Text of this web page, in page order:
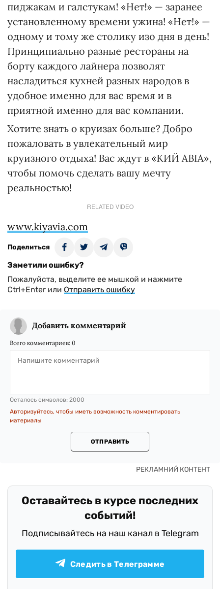
пиджакам и галстукам! «Нет!» — заранее
установленному времени ужина! «Нет!» —
одному и тому же столику изо дня в день!
Принципиально разные рестораны на
борту каждого лайнера позволят
насладиться кухней разных народов в
удобное именно для вас время и в
приятной именно для вас компании.
Хотите знать о круизах больше? Добро
пожаловать в увлекательный мир
круизного отдыха! Вас ждут в «КИЙ АВІА»,
чтобы помочь сделать вашу мечту
реальностью!
RELATED VIDEO
www.kiyavia.com
Поделиться
Заметили ошибку?
Пожалуйста, выделите ее мышкой и нажмите
Ctrl+Enter или Отправить ошибку
Добавить комментарий
Всего комментариев: 0
Осталось символов: 2000
Авторизуйтесь, чтобы иметь возможность комментировать
материалы
ОТПРАВИТЬ
Оставайтесь в курсе последних
событий!
Подписывайтесь на наш канал в Telegram
Следить в Телеграмме